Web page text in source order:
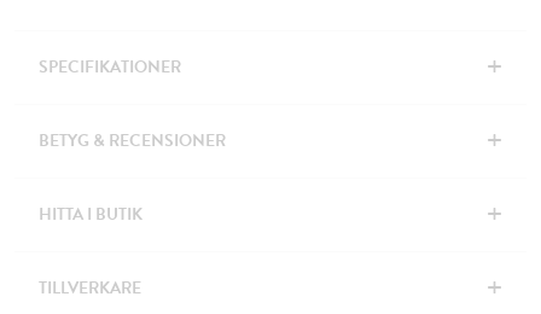
SPECIFIKATIONER +
BETYG & RECENSIONER +
HITTA I BUTIK +
TILLVERKARE +